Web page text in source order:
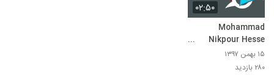
۰۲:۵۰
Mohammad
Nikpour Hesse
Tarane
۱۵ بهمن ۱۳۹۷
۲۸۰ بازدید